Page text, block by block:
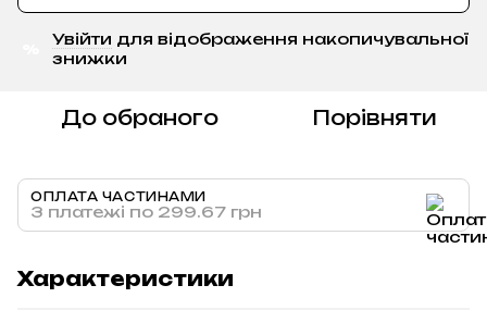
Увійти для відображення накопичувальної
знижки
До обраного Порівняти
ОПЛАТА ЧАСТИНАМИ
3 платежі по 299.67 грн
Характеристики